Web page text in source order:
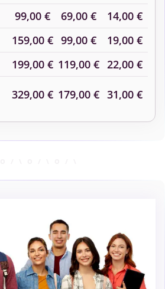
99,00 € 69,00 €
14,00 €
159,00 € 99,00 €
19,00 €
199,00 € 119,00 € 22,00 €
329,00 € 179,00 € 31,00 €